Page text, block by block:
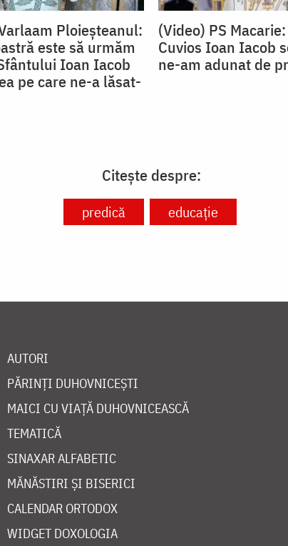
Ploieșteanul:
este să urmăm
Ioan Iacob
pe care ne-a lăsat-
(Video) PS
Cuvios Ioan Iacob
ne-am adunat de
Citește despre:
predică educație
AUTORI
PĂRINȚI DUHOVNICEȘTI
MAICI CU VIAȚĂ DUHOVNICEASCĂ
TEMATICĂ
SINAXAR ALFABETIC
MĂNĂSTIRI ȘI BISERICI
CALENDAR ORTODOX
WIDGET DOXOLOGIA